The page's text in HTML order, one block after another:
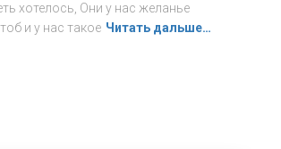
хотелось, Они у нас желанье
и у нас такое Читать дальше…